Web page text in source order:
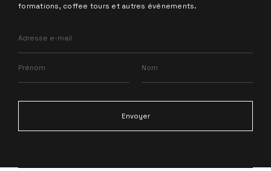
formations, coffee tours et autres événements.